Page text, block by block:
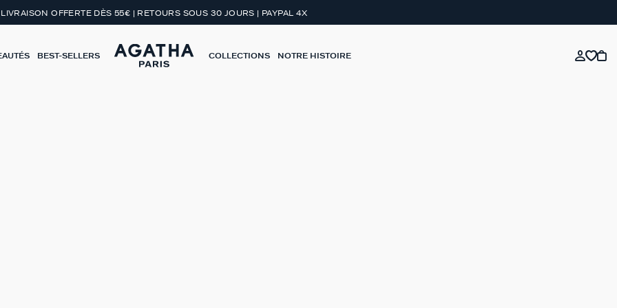
LIVRAISON OFFERTE DÈS 55€ | RETOURS SOUS 30 JOURS | PAYPAL 4X
BEST-SELLERS COLLECTIONS NOTRE HISTOIRE